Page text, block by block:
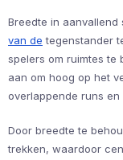
Breedte in aanvallend
van de tegenstander
spelers om ruimtes te
aan om hoog op het
overlappende runs
Door breedte te
trekken, waardoor